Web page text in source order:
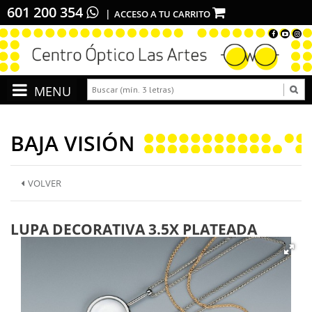
601 200 354 ACCESO A TU CARRITO
BAJA VISIÓN
VOLVER
LUPA DECORATIVA 3.5X PLATEADA